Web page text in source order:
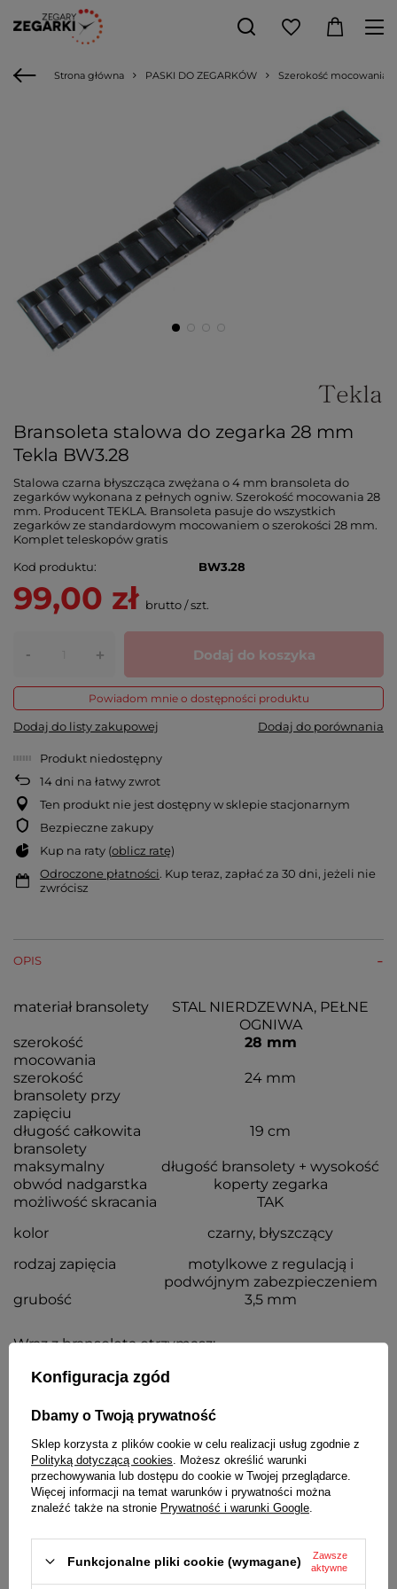
Strona główna PASKI DO ZEGARKÓW Szerokość mocowania
Bransoleta stalowa do zegarka 28 mm
Tekla BW3.28
Stalowa czarna błyszcząca zwężana o 4 mm bransoleta do
zegarków wykonana z pełnych ogniw. Szerokość mocowania 28
mm. Producent TEKLA. Bransoleta pasuje do wszystkich
zegarków ze standardowym mocowaniem o szerokości 28 mm.
Komplet teleskopów gratis
Kod produktu
BW3.28
99,00 zł brutto/szt.
- + Dodaj do koszyka
Powiadom mnie o dostępności produktu
Dodaj do listy zakupowej Dodaj do porównania
Produkt niedostępny
14dni na łatwy zwrot
Ten produkt nie jest dostępny w sklepie stacjonarnym
Bezpieczne zakupy
Kup na raty (oblicz ratę)
Odroczone płatności. Kup teraz, zapłać za 30 dni, jeżeli nie
zwrócisz
OPIS
materiał bransolety
STAL NIERDZEWNA, PEŁNE
OGNIWA
szerokość
mocowania
28 mm
szerokość
bransolety przy
zapięciu
24 mm
długość całkowita
bransolety
19 cm
maksymalny
obwód nadgarstka
długość bransolety + wysokość
koperty zegarka
możliwość skracania
TAK
kolor
czarny, błyszczący
rodzaj zapięcia
motylkowe z regulacją i
podwójnym zabezpieczeniem
grubość
3,5 mm
Wraz z bransoletą otrzymasz:
dowód zakupu - paragon lub fakturę VAT
komplet teleskopów
SZCZEGÓŁOWE DANE
OPINIE (0)
Potrzebujesz pomocy? Masz pytania?
Zadaj pytanie a my odpowiemy
niezwłocznie, najciekawsze pytania i
Konfiguracja zgód
Dbamy o Twoją prywatność
Sklep korzysta z plików cookie w celu realizacji usług zgodnie z
Polityką dotyczącą cookies . Możesz określić warunki
przechowywania lub dostępu do cookie w Twojej przeglądarce.
Więcej informacji na temat warunków i prywatności można
znaleźć także na stronie Prywatność i warunki Google
Funkcjonalne pliki cookie (wymagane)
Zawsze
aktywne